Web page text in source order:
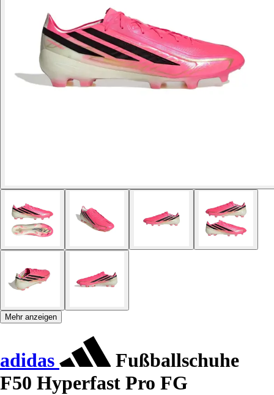
Mehr anzeigen
adidas
Fußballschuhe
F50 Hyperfast Pro FG